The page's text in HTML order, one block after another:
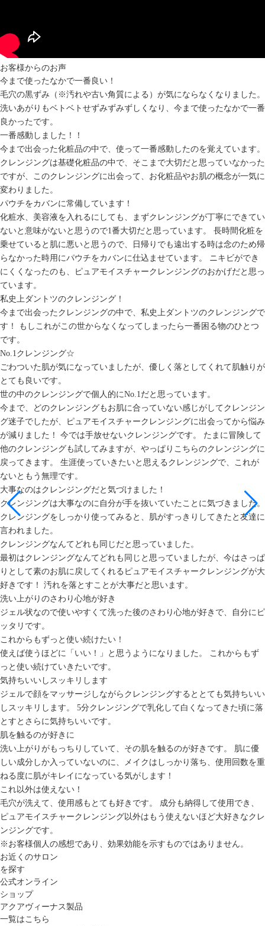
お客様からのお声
今まで使ったなかで一番良い！
毛穴の黒ずみ（※汚れや古い角質による）が気にならなくなりました。
洗いあがりもベトベトせずみずみずしくなり、今まで使ったなかで一番
良かったです。
一番感動しました！！
今まで出会った化粧品の中で、使って一番感動したのを覚えています。
クレンジングは基礎化粧品の中で、そこまで大切だと思っていなかった
ですが、このクレンジングに出会って、お化粧品やお肌の概念が一気に
変わりました。
パウチをカバンに常備しています！
化粧水、美容液を入れるにしても、まずクレンジングが丁寧にできてい
ないと意味がないと思うので1番大切だと思っています。 長時間化粧を
乗せていると肌に悪いと思うので、日帰りでも遠出する時は念のため帰
らなかった時用にパウチをカバンに仕込ませています。 ニキビができ
にくくなったのも、ピュアモイスチャークレンジングのおかげだと思っ
ています。
私史上ダントツのクレンジング！
今まで出会ったクレンジングの中で、私史上ダントツのクレンジングで
す！ もしこれがこの世からなくなってしまったら一番困る物のひとつ
です。
No.1クレンジング☆
ごわついた肌が気になっていましたが、優しく落としてくれて肌触りが
とても良いです。
世の中のクレンジングで個人的にNo.1だと思っています。
今まで、どのクレンジングもお肌に合っていない感じがしてクレンジン
グ迷子でしたが、ピュアモイスチャークレンジングに出会ってから悩み
が減りました！ 今では手放せないクレンジングです。 たまに冒険して
他のクレンジングも試してみますが、やっぱりこちらのクレンジングに
戻ってきます。 生涯使っていきたいと思えるクレンジングで、これが
ないともう無理です。
大事なのはクレンジングだと気づけました！
クレンジングは大事なのに自分が手を抜いていたことに気づきました。
クレンジングをしっかり使ってみると、肌がすっきりしてきたと友達に
言われました。
クレンジングなんてどれも同じだと思っていました。
最初はクレンジングなんてどれも同じと思っていましたが、今はさっぱ
りとして素のお肌に戻してくれるピュアモイスチャークレンジングが大
好きです！ 汚れを落とすことが大事だと思います。
洗い上がりのさわり心地が好き
ジェル状なので使いやすくて洗った後のさわり心地が好きで、自分にピ
ッタリです。
これからもずっと使い続けたい！
使えば使うほどに「いい！」と思うようになりました。 これからもず
っと使い続けていきたいです。
気持ちいいしスッキリします
ジェルで顔をマッサージしながらクレンジングするととても気持ちいい
しスッキリします。 5分クレンジングで乳化して白くなってきた頃に落
とすとさらに気持ちいいです。
肌を触るのが好きに
洗い上がりがもっちりしていて、その肌を触るのが好きです。 肌に優
しい成分しか入っていないのに、メイクはしっかり落ち、使用回数を重
ねる度に肌がキレイになっている気がします！
これ以外は使えない！
毛穴が洗えて、使用感もとても好きです。 成分も納得して使用でき、
ピュアモイスチャークレンジング以外はもう使えないほど大好きなクレ
ンジングです。
※お客様個人の感想であり、効果効能を示すものではありません。
お近くのサロン
を探す
公式オンライン
ショップ
アクアヴィーナス製品
一覧はこちら